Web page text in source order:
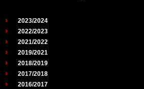
2023/2024
2022/2023
2021/2022
2019/2021
2018/2019
2017/2018
2016/2017